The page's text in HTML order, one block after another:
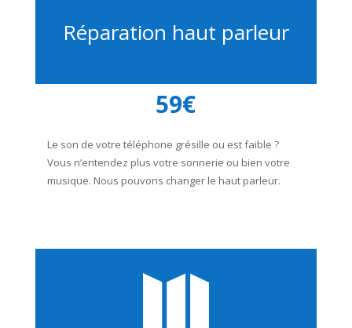
Réparation haut parleur
59€
Le son de votre téléphone grésille ou est faible ?
Vous n’entendez plus votre sonnerie ou bien votre
musique. Nous pouvons changer le haut parleur.
